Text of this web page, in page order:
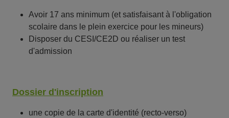
Avoir 17 ans minimum (et satisfaisant à l'obligation
scolaire dans le plein exercice pour les mineurs)
Disposer du CESI/CE2D ou réaliser un test
d'admission
Dossier d'inscription
une copie de la carte d'identité (recto-verso)